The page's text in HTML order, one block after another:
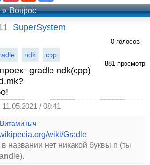
Вопрос
0 голосов
881 просмотр
SuperSystem
ndk cpp
gradle ndk(cpp)
11.05.2021 / 08:41
Витаминыч
wiki/Gradle
названии нет никакой буквы n (ты
ndle).